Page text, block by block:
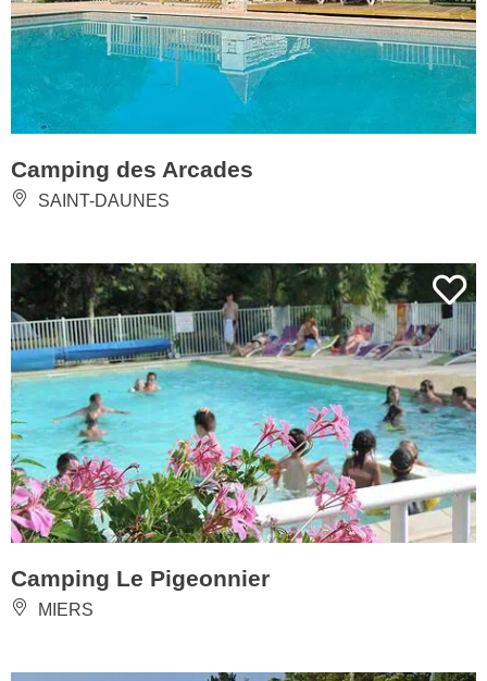
Camping des Arcades
SAINT-DAUNES
Camping Le Pigeonnier
MIERS